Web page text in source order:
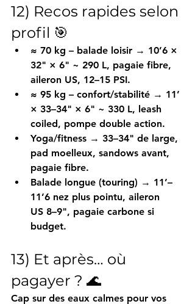
12) Recos rapides selon
profil 🎯
≈ 70 kg – balade loisir → 10’6 ×
32" × 6" ~ 290 L, pagaie fibre,
aileron US, 12–15 PSI.
≈ 95 kg – confort/stabilité → 11’
× 33–34" × 6" ~ 330 L, leash
coiled, pompe double action.
Yoga/fitness → 33–34" de large,
pad moelleux, sandows avant,
pagaie fibre.
Balade longue (touring) → 11’–
11’6 nez plus pointu, aileron
US 8–9", pagaie carbone si
budget.
13) Et après… où
pagayer ? 🌊
Cap sur des eaux calmes pour vos